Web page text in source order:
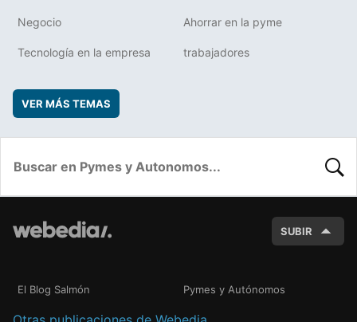
Negocio Ahorrar en la pyme
Tecnología en la empresa trabajadores
VER MÁS TEMAS
SUBIR
El Blog Salmón Pymes y Autónomos